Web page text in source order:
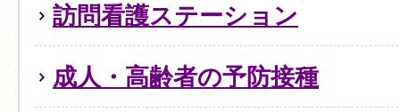
訪問看護ステーション
成人・高齢者の予防接種